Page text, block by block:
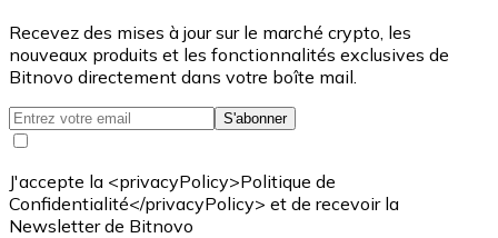
Recevez des mises à jour sur le marché crypto, les
nouveaux produits et les fonctionnalités exclusives de
Bitnovo directement dans votre boîte mail.
S'abonner
J'accepte la <privacyPolicy>Politique de
Confidentialité</privacyPolicy> et de recevoir la
Newsletter de Bitnovo